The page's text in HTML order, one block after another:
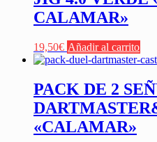
CALAMAR»
19,50€ Añadir al carrito
PACK DE 2
«CALAMAR»